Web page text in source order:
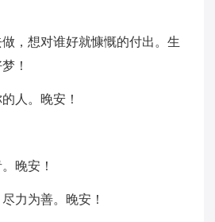
，想对谁好就慷慨的付出。生
！
人。晚安！
晚安！
力为善。晚安！